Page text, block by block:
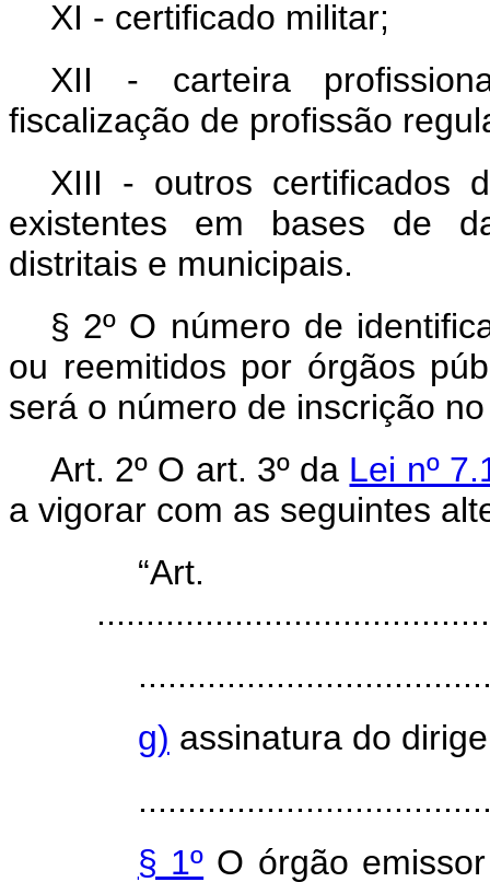
XI - certificado militar;
XII - carteira
fiscalização de profissão
XIII - outros certificados
existentes em bases de
distritais e municipais.
§ 2º O número de
ou reemitidos por órgãos
será o número de inscrição no
Art. 2º O art. 3º da Lei nº
a vigorar com as seguintes
g) assinatura do
§ 1º O órgão